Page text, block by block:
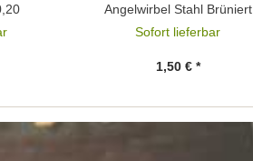
Angelwirbel Stahl Brüniert
Sofort lieferbar
1,50 € *